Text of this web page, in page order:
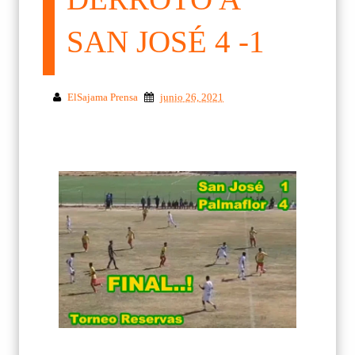
SAN JOSÉ 4 -1
ElSajama Prensa junio 26, 2021